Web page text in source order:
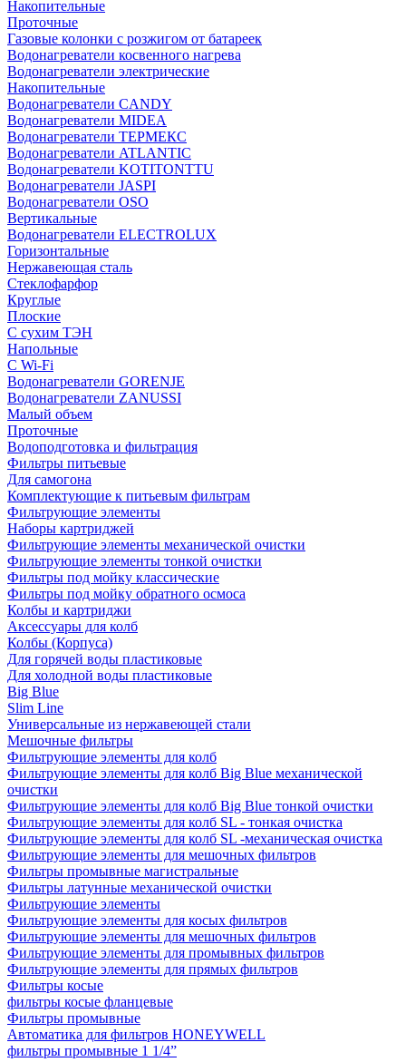
Накопительные
Проточные
Газовые колонки с розжигом от батареек
Водонагреватели косвенного нагрева
Водонагреватели электрические
Накопительные
Водонагреватели CANDY
Водонагреватели MIDEA
Водонагреватели ТЕРМЕКС
Водонагреватели ATLANTIC
Водонагреватели KOTITONTTU
Водонагреватели JASPI
Водонагреватели OSO
Вертикальные
Водонагреватели ELECTROLUX
Горизонтальные
Нержавеющая сталь
Стеклофарфор
Круглые
Плоские
С сухим ТЭН
Напольные
С Wi-Fi
Водонагреватели GORENJE
Водонагреватели ZANUSSI
Малый объем
Проточные
Водоподготовка и фильтрация
Фильтры питьевые
Для самогона
Комплектующие к питьевым фильтрам
Фильтрующие элементы
Наборы картриджей
Фильтрующие элементы механической очистки
Фильтрующие элементы тонкой очистки
Фильтры под мойку классические
Фильтры под мойку обратного осмоса
Колбы и картриджи
Аксессуары для колб
Колбы (Корпуса)
Для горячей воды пластиковые
Для холодной воды пластиковые
Big Blue
Slim Line
Универсальные из нержавеющей стали
Мешочные фильтры
Фильтрующие элементы для колб
Фильтрующие элементы для колб Big Blue механической
очистки
Фильтрующие элементы для колб Big Blue тонкой очистки
Фильтрующие элементы для колб SL - тонкая очистка
Фильтрующие элементы для колб SL -механическая очистка
Фильтрующие элементы для мешочных фильтров
Фильтры промывные магистральные
Фильтры латунные механической очистки
Фильтрующие элементы
Фильтрующие элементы для косых фильтров
Фильтрующие элементы для мешочных фильтров
Фильтрующие элементы для промывных фильтров
Фильтрующие элементы для прямых фильтров
Фильтры косые
фильтры косые фланцевые
Фильтры промывные
Автоматика для фильтров HONEYWELL
фильтры промывные 1 1/4”